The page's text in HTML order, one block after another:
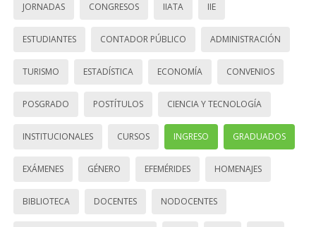
JORNADAS CONGRESOS IIATA IIE
ESTUDIANTES CONTADOR PÚBLICO ADMINISTRACIÓN
TURISMO ESTADÍSTICA ECONOMÍA CONVENIOS
POSGRADO POSTÍTULOS CIENCIA Y TECNOLOGÍA
INSTITUCIONALES CURSOS INGRESO GRADUADOS
EXÁMENES GÉNERO EFEMÉRIDES HOMENAJES
BIBLIOTECA DOCENTES NODOCENTES